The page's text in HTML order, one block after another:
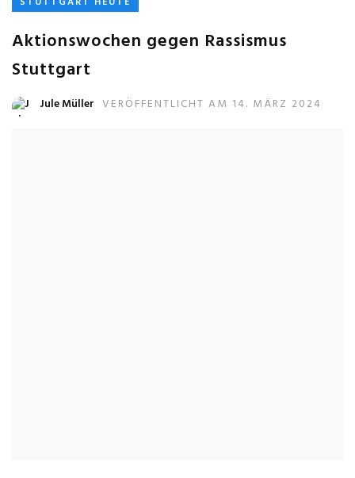
Aktionswochen gegen Rassismus
Stuttgart
Jule Müller VERÖFFENTLICHT AM 14. MÄRZ 2024